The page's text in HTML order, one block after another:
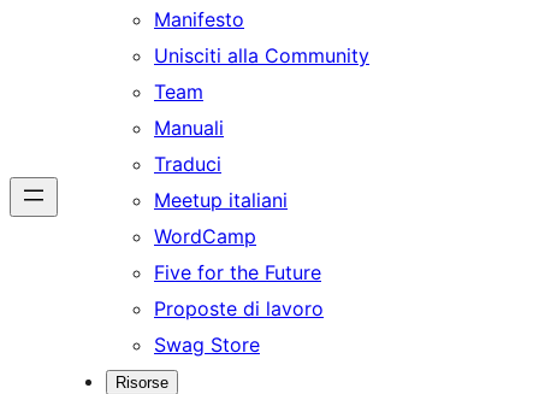
Manifesto
Unisciti alla Community
Team
Manuali
Traduci
Meetup italiani
WordCamp
Five for the Future
Proposte di lavoro
Swag Store
Risorse